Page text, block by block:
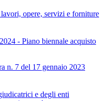
opere, servizi e forniture
- Piano biennale acquisto
n. 7 del 17 gennaio 2023
e degli enti